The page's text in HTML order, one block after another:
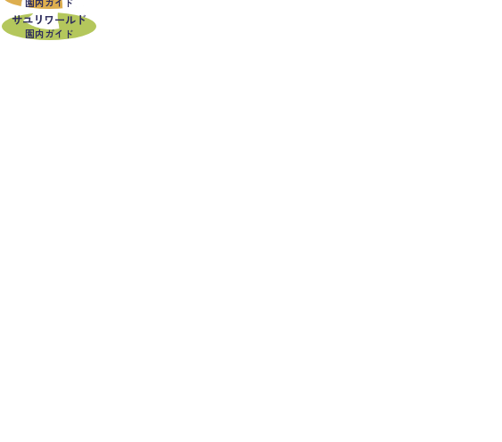
サユリワールド
園内ガイド